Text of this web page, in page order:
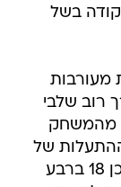
בשל
מעורבות
רוב שלבי
מהמשחק
של
ברונו קאבוקלו שקלע 20 נקודות, מתוכן 18 ברבע